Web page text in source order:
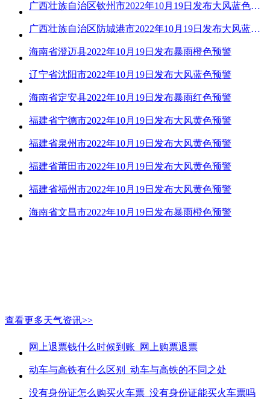
广西壮族自治区钦州市2022年10月19日发布大风蓝色预警
广西壮族自治区防城港市2022年10月19日发布大风蓝色预警
海南省澄迈县2022年10月19日发布暴雨橙色预警
辽宁省沈阳市2022年10月19日发布大风蓝色预警
海南省定安县2022年10月19日发布暴雨红色预警
福建省宁德市2022年10月19日发布大风黄色预警
福建省泉州市2022年10月19日发布大风黄色预警
福建省莆田市2022年10月19日发布大风黄色预警
福建省福州市2022年10月19日发布大风黄色预警
海南省文昌市2022年10月19日发布暴雨橙色预警
查看更多天气资讯>>
网上退票钱什么时候到账_网上购票退票
动车与高铁有什么区别_动车与高铁的不同之处
没有身份证怎么购买火车票_没有身份证能买火车票吗